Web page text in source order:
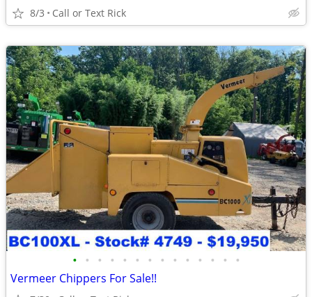
8/3 Call or Text Rick
• • • • • • • • • • • • • •
Vermeer Chippers For Sale!!